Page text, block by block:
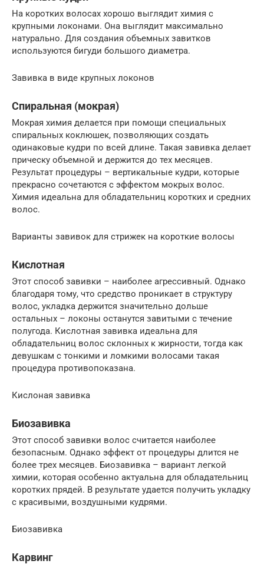
На коротких волосах хорошо выглядит химия с
крупными локонами. Она выглядит максимально
натурально. Для создания объемных завитков
используются бигуди большого диаметра.
Завивка в виде крупных локонов
Спиральная (мокрая)
Мокрая химия делается при помощи специальных
спиральных коклюшек, позволяющих создать
одинаковые кудри по всей длине. Такая завивка делает
прическу объемной и держится до тех месяцев.
Результат процедуры – вертикальные кудри, которые
прекрасно сочетаются с эффектом мокрых волос.
Химия идеальна для обладательниц коротких и средних
волос.
Варианты завивок для стрижек на короткие волосы
Кислотная
Этот способ завивки – наиболее агрессивный. Однако
благодаря тому, что средство проникает в структуру
волос, укладка держится значительно дольше
остальных – локоны останутся завитыми с течение
полугода. Кислотная завивка идеальна для
обладательниц волос склонных к жирности, тогда как
девушкам с тонкими и ломкими волосами такая
процедура противопоказана.
Кислоная завивка
Биозавивка
Этот способ завивки волос считается наиболее
безопасным. Однако эффект от процедуры длится не
более трех месяцев. Биозавивка – вариант легкой
химии, которая особенно актуальна для обладательниц
коротких прядей. В результате удается получить укладку
с красивыми, воздушными кудрями.
Биозавивка
Карвинг